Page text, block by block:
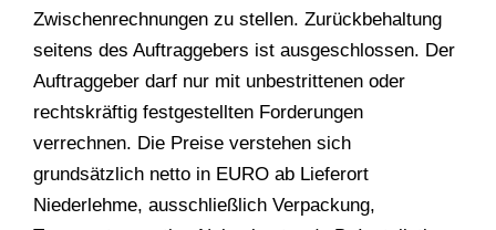
Zwischenrechnungen zu stellen. Zurückbehaltung
seitens des Auftraggebers ist ausgeschlossen. Der
Auftraggeber darf nur mit unbestrittenen oder
rechtskräftig festgestellten Forderungen
verrechnen. Die Preise verstehen sich
grundsätzlich netto in EURO ab Lieferort
Niederlehme, ausschließlich Verpackung,